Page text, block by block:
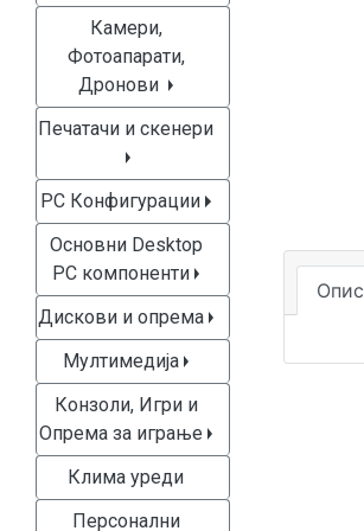
Камери,
Фотоапарати,
Дронови
Печатачи и скенери
PC Конфигурации
Основни Desktop
PC компоненти
Дискови и опрема
Мултимедија
Конзоли, Игри и
Опрема за играње
Клима уреди
Персонални
Опис